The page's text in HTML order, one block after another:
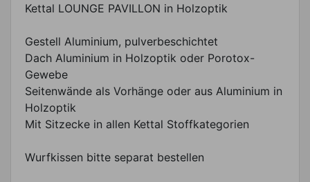
Kettal LOUNGE PAVILLON in Holzoptik
Gestell Aluminium, pulverbeschichtet
Dach Aluminium in Holzoptik oder Porotox-
Gewebe
Seitenwände als Vorhänge oder aus Aluminium in
Holzoptik
Mit Sitzecke in allen Kettal Stoffkategorien
Wurfkissen bitte separat bestellen